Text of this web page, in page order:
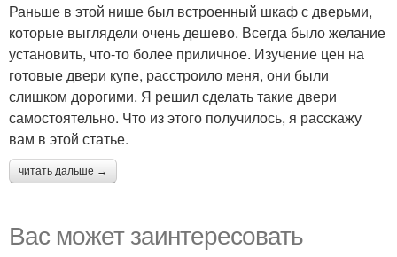
Раньше в этой нише был встроенный шкаф с дверьми,
которые выглядели очень дешево. Всегда было желание
установить, что-то более приличное. Изучение цен на
готовые двери купе, расстроило меня, они были
слишком дорогими. Я решил сделать такие двери
самостоятельно. Что из этого получилось, я расскажу
вам в этой статье.
читать дальше →
Вас может заинтересовать